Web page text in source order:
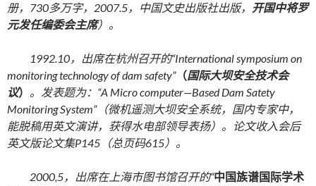
册， 730多万字， 2007.5，中国文史出版社出版，
开国中将罗
元发任编委会主席）。
1992.10，出席在杭州召开的“International symposium on
monitoring technology of dam safety”（国际大坝安全技术会
议） 。发表题为： “A Micro computer—Based Dam Satety
Monitoring System”（微机遥测大坝安全系统，国内专家中，
能脱稿用英文演讲，获得水电部领导表扬）。论文收入会后
英文版论文集P145 （总页码615）。
2000,5，出席在上海市图书馆召开的“中国族谱国际学术